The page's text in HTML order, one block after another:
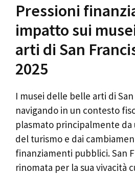
Pressioni
impatto sui
arti di San
2025
I musei delle belle arti di
navigando in un contesto
plasmato principalmente da
del turismo e dai
finanziamenti pubblici. San
rinomata per la sua vivacità